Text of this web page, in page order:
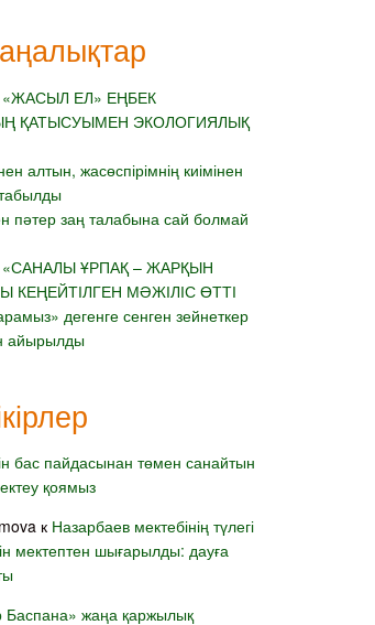
ЕЛ» ЕҢБЕК
ҚАТЫСУЫМЕН ЭКОЛОГИЯЛЫҚ
алтын, жасөспірімнің киімінен
пәтер заң талабына сай болмай
ҰРПАҚ – ЖАРҚЫН
КЕҢЕЙТІЛГЕН МӘЖІЛІС ӨТТІ
дегенге сенген зейнеткер
айырылды
бас пайдасынан төмен санайтын
қоямыз
к Назарбаев мектебінің түлегі
мектептен шығарылды: дауға
Баспана» жаңа қаржылық